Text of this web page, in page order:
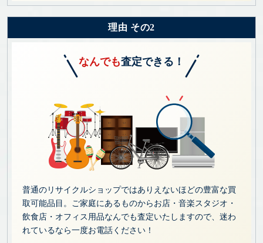
理由 その2
なんでも査定できる！
普通のリサイクルショップではありえないほどの豊富な買
取可能品目。ご家庭にあるものからお店・音楽スタジオ・
飲食店・オフィス用品なんでも査定いたしますので、迷わ
れているなら一度お電話ください！